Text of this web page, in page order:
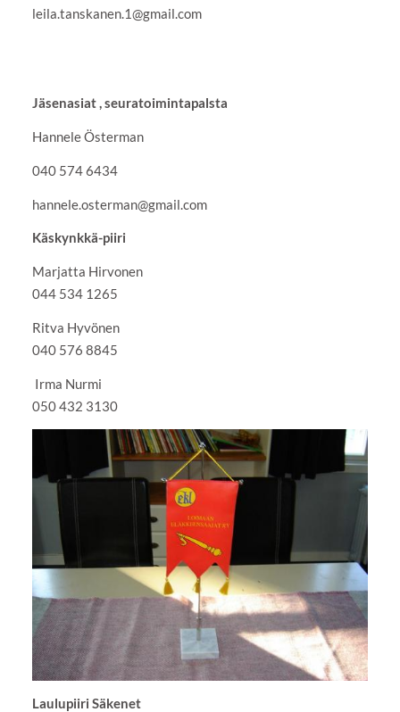
leila.tanskanen.1@gmail.com
Jäsenasiat , seuratoimintapalsta
Hannele Österman
040 574 6434
hannele.osterman@gmail.com
Käskynkkä-piiri
Marjatta Hirvonen
044 534 1265
Ritva Hyvönen
040 576 8845
Irma Nurmi
050 432 3130
Laulupiiri Säkenet